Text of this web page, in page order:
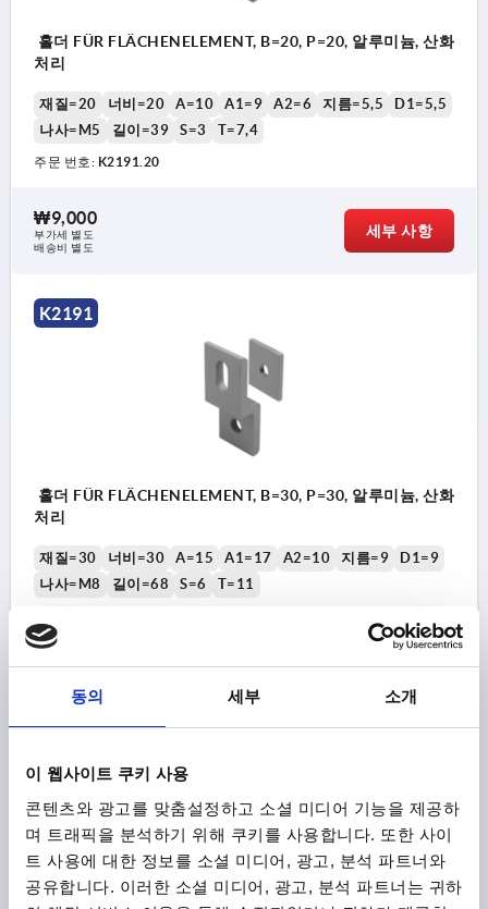
동의 세부 소개
이 웹사이트 쿠키 사용
콘텐츠와 광고를 맞춤설정하고 소셜 미디어 기능을 제공하
며 트래픽을 분석하기 위해 쿠키를 사용합니다. 또한 사이
트 사용에 대한 정보를 소셜 미디어, 광고, 분석 파트너와
공유합니다. 이러한 소셜 미디어, 광고, 분석 파트너는 귀하
홀더 FÜR FLÄCHENELEMENT, B=20, P=20, 알루미늄, 산화
처리
재질=20 너비=20 A=10 A1=9 A2=6 지름=5,5
D1=5,5
나사=M5
길이=39 S=3 T=7,4
주문 번호: K2191.20
₩9,000
부가세 별도
배송비 별도
세부 사항
K2191
홀더 FÜR FLÄCHENELEMENT, B=30, P=30, 알루미늄, 산화
처리
재질=30 너비=30 A=15 A1=17 A2=10 지름=9
D1=9
나사=M8
길이=68 S=6 T=11
₩13,500
부가세 별도
배송비 별도
K2191